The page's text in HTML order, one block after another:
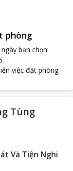
phòng
bạn chọn:
.
việc đặt phòng
Tùng
Và Tiện Nghi